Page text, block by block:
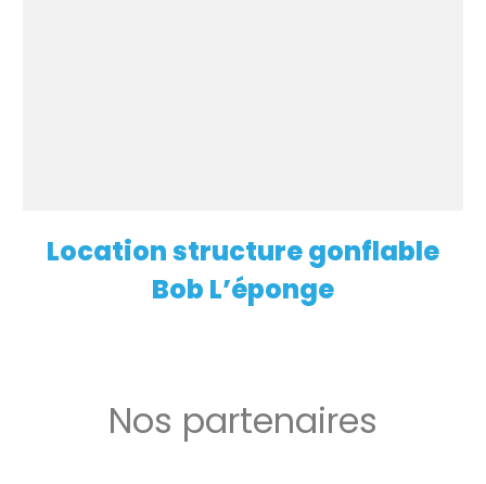
EN SAVOIR PLUS
Location structure gonflable
Bob L’éponge
Nos partenaires